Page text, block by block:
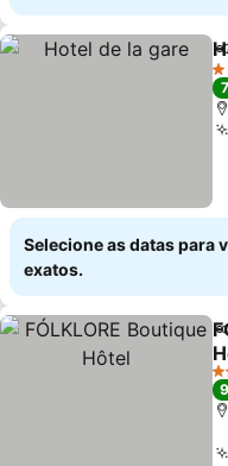
1
Selecione as datas para
exatos.
2